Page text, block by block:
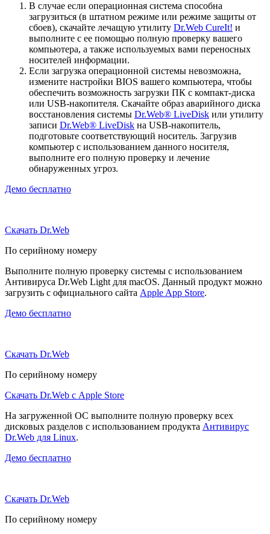
В случае если операционная система способна
загрузиться (в штатном режиме или режиме защиты от
сбоев), скачайте лечащую утилиту Dr.Web CureIt! и
выполните с ее помощью полную проверку вашего
компьютера, а также используемых вами переносных
носителей информации.
Если загрузка операционной системы невозможна,
измените настройки BIOS вашего компьютера, чтобы
обеспечить возможность загрузки ПК с компакт-диска
или USB-накопителя. Скачайте образ аварийного диска
восстановления системы Dr.Web® LiveDisk или утилиту
записи Dr.Web® LiveDisk на USB-накопитель,
подготовьте соответствующий носитель. Загрузив
компьютер с использованием данного носителя,
выполните его полную проверку и лечение
обнаруженных угроз.
Демо бесплатно
Скачать Dr.Web
По серийному номеру
Выполните полную проверку системы с использованием
Антивируса Dr.Web Light для macOS. Данный продукт можно
загрузить с официального сайта Apple App Store.
Демо бесплатно
Скачать Dr.Web
По серийному номеру
Скачать Dr.Web с Apple Store
На загруженной ОС выполните полную проверку всех
дисковых разделов с использованием продукта Антивирус
Dr.Web для Linux.
Демо бесплатно
Скачать Dr.Web
По серийному номеру